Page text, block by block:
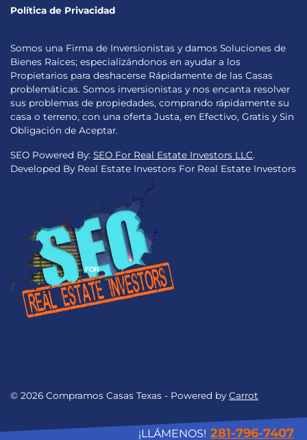
Política de Privacidad
Somos una Firma de Inversionistas y damos Soluciones de
Bienes Raíces; especializándonos en ayudar a los
Propietarios para deshacerse Rápidamente de las Casas
problemáticas. Somos inversionistas y nos encanta resolver
sus problemas de propiedades, comprando rápidamente su
casa o terreno, con una oferta Justa, en Efectivo, Gratis y Sin
Obligación de Aceptar.
SEO Powered By: SEO For Real Estate Investors LLC.
Developed By Real Estate Investors For Real Estate Investors
© 2026 Compramos Casas Texas - Powered by Carrot
¡LLÁMENOS! 281-796-7407